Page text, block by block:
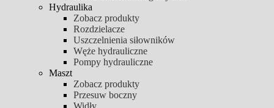
Hydraulika
Zobacz produkty
Rozdzielacze
Uszczelnienia siłowników
Węże hydrauliczne
Pompy hydrauliczne
Maszt
Zobacz produkty
Przesuw boczny